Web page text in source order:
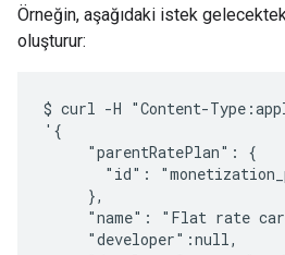
Örneğin, aşağıdaki istek
oluşturur:
$ curl -H "Content-
'{
     "parentRatePlan": {
"id":
     },
"name": "Flat rate
     "developer":null,